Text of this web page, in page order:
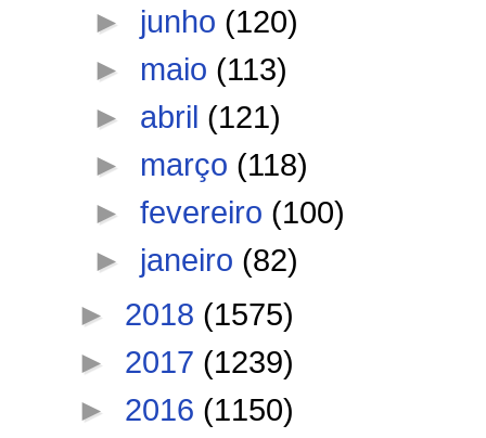
► junho (120)
► maio (113)
► abril (121)
► março (118)
►fevereiro (100)
► janeiro (82)
► 2018 (1575)
► 2017 (1239)
► 2016 (1150)